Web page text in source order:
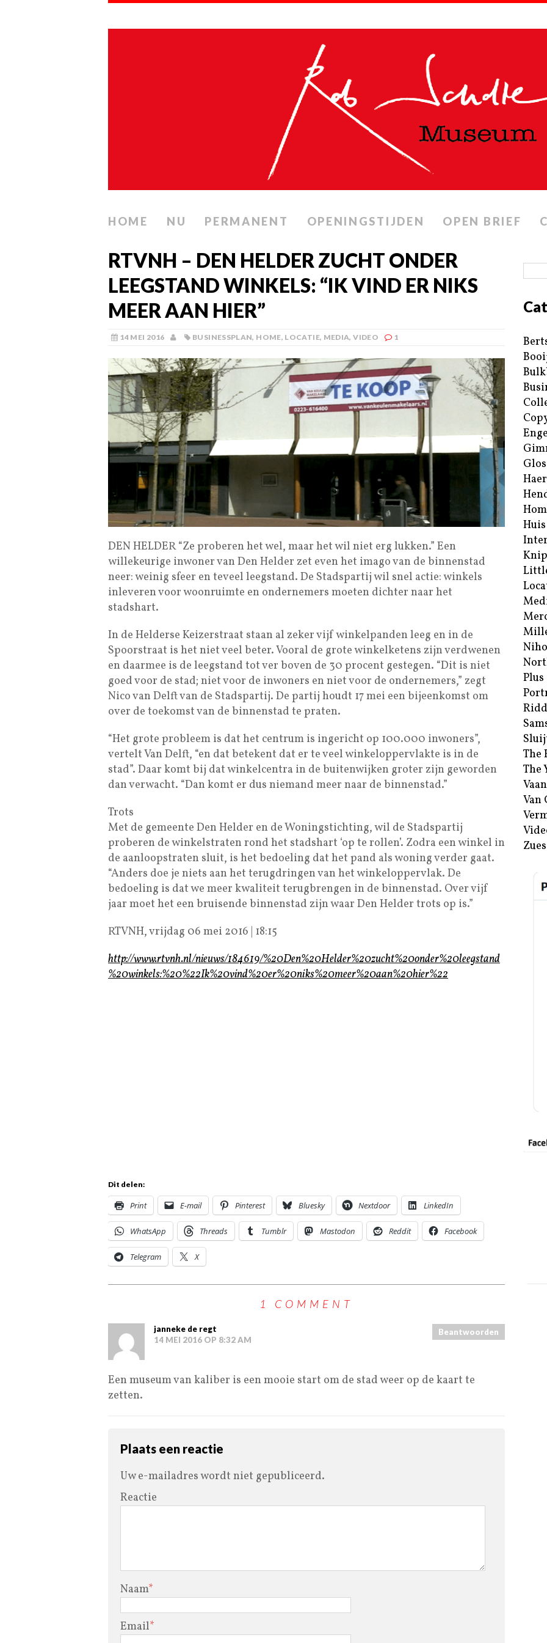
HOME NU PERMANENT OPENINGSTIJDEN OPEN BRIEF
RTVNH – DEN HELDER ZUCHT ONDER
LEEGSTAND WINKELS: “IK VIND ER NIKS
MEER AAN HIER”
14 MEI 2016 BUSINESSPLAN, HOME, LOCATIE, MEDIA,VIDEO 1
DEN HELDER “Ze proberen het wel, maar het wil niet erg lukken.” Een
willekeurige inwoner van Den Helder zet even het imago van de binnenstad
neer: weinig sfeer en teveel leegstand. De Stadspartij wil snel actie: winkels
inleveren voor woonruimte en ondernemers moeten dichter naar het
stadshart.
In de Helderse Keizerstraat staan al zeker vijf winkelpanden leeg en in de
Spoorstraat is het niet veel beter. Vooral de grote winkelketens zijn verdwenen
en daarmee is de leegstand tot ver boven de 30 procent gestegen. “Dit is niet
goed voor de stad; niet voor de inwoners en niet voor de ondernemers,” zegt
Nico van Delft van de Stadspartij. De partij houdt 17 mei een bijeenkomst om
over de toekomst van de binnenstad te praten.
“Het grote probleem is dat het centrum is ingericht op 100.000 inwoners”,
vertelt Van Delft, “en dat betekent dat er te veel winkeloppervlakte is in de
stad”. Daar komt bij dat winkelcentra in de buitenwijken groter zijn geworden
dan verwacht. “Dan komt er dus niemand meer naar de binnenstad.”
Trots
Met de gemeente Den Helder en de Woningstichting, wil de Stadspartij
proberen de winkelstraten rond het stadshart ‘op te rollen’. Zodra een winkel in
de aanloopstraten sluit, is het bedoeling dat het pand als woning verder gaat.
“Anders doe je niets aan het terugdringen van het winkeloppervlak. De
bedoeling is dat we meer kwaliteit terugbrengen in de binnenstad. Over vijf
jaar moet het een bruisende binnenstad zijn waar Den Helder trots op is.”
RTVNH, vrijdag 06 mei 2016 | 18:15
http://www.rtvnh.nl/nieuws/184619/%20Den%20Helder%20zucht%20onder%20leegstand
%20winkels:%20%22Ik%20vind%20er%20niks%20meer%20aan%20hier%22
Dit delen:
Print E-mail Pinterest Bluesky Nextdoor LinkedIn
WhatsApp Threads Tumblr Mastodon Reddit Facebook
Telegram X
1 COMMENT
janneke de regt
14 MEI 2016 OP 8:32 AM
Beantwoorden
Een museum van kaliber is een mooie start om de stad weer op de kaart te
zetten.
Plaats een reactie
Uw e-mailadres wordt niet gepubliceerd.
Reactie
Naam*
Email*
Plus
The
The
Van